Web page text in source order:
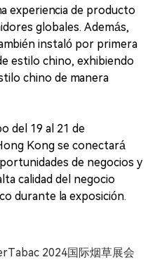
experiencia de producto
globales. Además,
instaló por primera
estilo chino, exhibiendo
chino de manera
del 19 al 21 de
Kong se conectará
de negocios y
calidad del negocio
durante la exposición.
2024国际烟草展会